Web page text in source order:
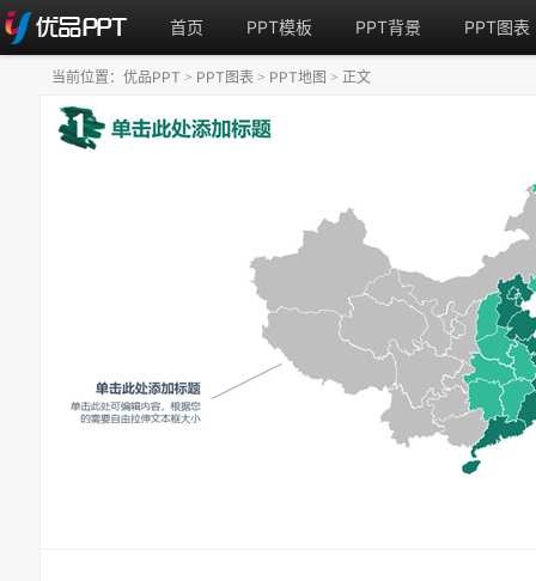
首页 PPT模板 PPT背景 PPT图表
当前位置： 优品PPT > PPT图表 > PPT地图 > 正文